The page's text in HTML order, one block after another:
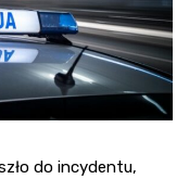
do incydentu,